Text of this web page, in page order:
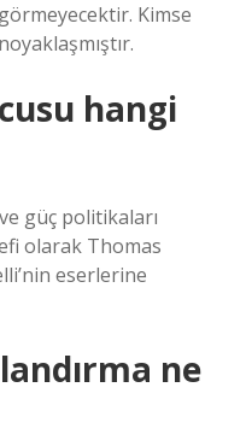
Kimse
hangi
güç politikaları
olarak Thomas
eserlerine
ne